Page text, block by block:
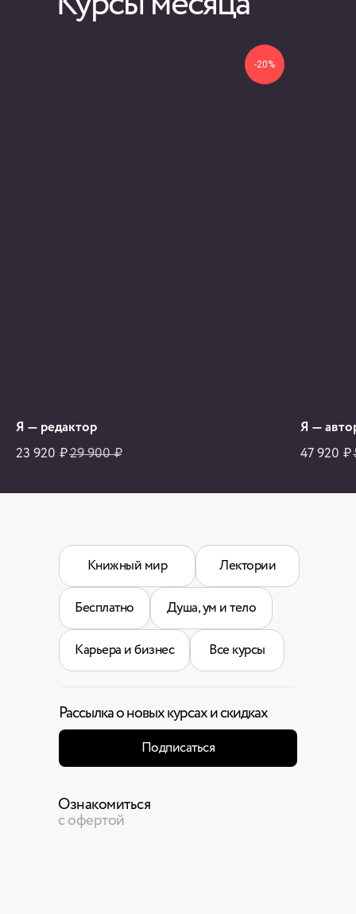
-20%
Я — редактор
23 920 ₽29 900 ₽
Я —
47 920 ₽
Ознакомиться
с офертой
Книжный мир
Карьера и бизнес
Душа, ум и тело
Лектории
Бесплатно
Рассылка о новых курсах и скидках
Подписаться
Все курсы